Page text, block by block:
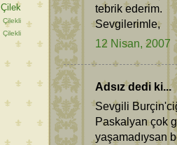
tebrik ederim.
Sevgilerimle,
12 Nisan, 2007
Adsız dedi ki...
Sevgili
Paskalyan çok
yaşamadıysan
Çilek
Çilekli
Çilekli